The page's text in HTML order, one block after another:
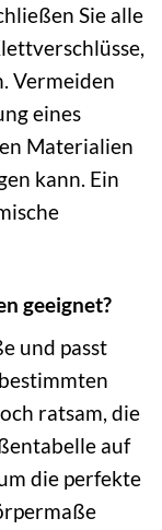
Sie alle
Vermeiden
eines
Materialien
kann. Ein
geeignet?
und passt
ratsam, die
auf
die perfekte